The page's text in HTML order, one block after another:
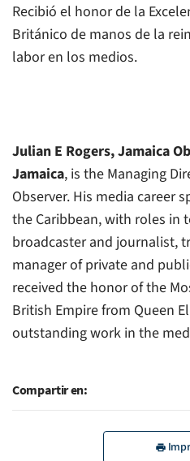
Recibió el honor de la
Británico de manos de la
labor en los medios.
Julian E Rogers,Jamaica
Jamaica, is the Managing
Observer. His media career
the Caribbean, with roles in
broadcaster and journalist,
manager of private and
received the honor of the
British Empire from Queen
outstanding work in the
Compartir en: